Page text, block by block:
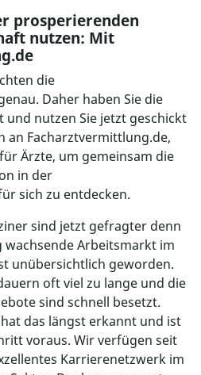
prosperierenden
nutzen: Mit
die
Daher haben Sie die
und nutzen Sie jetzt geschickt
an Facharztvermittlung.de,
Ärzte, um gemeinsam die
in der
sich zu entdecken.
sind jetzt gefragter denn
wachsende Arbeitsmarkt im
unübersichtlich geworden.
oft viel zu lange und die
sind schnell besetzt.
das längst erkannt und ist
voraus. Wir verfügen seit
Karrierenetzwerk im